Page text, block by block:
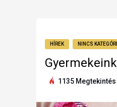
HÍREK NINCS
1135 Megtekintés